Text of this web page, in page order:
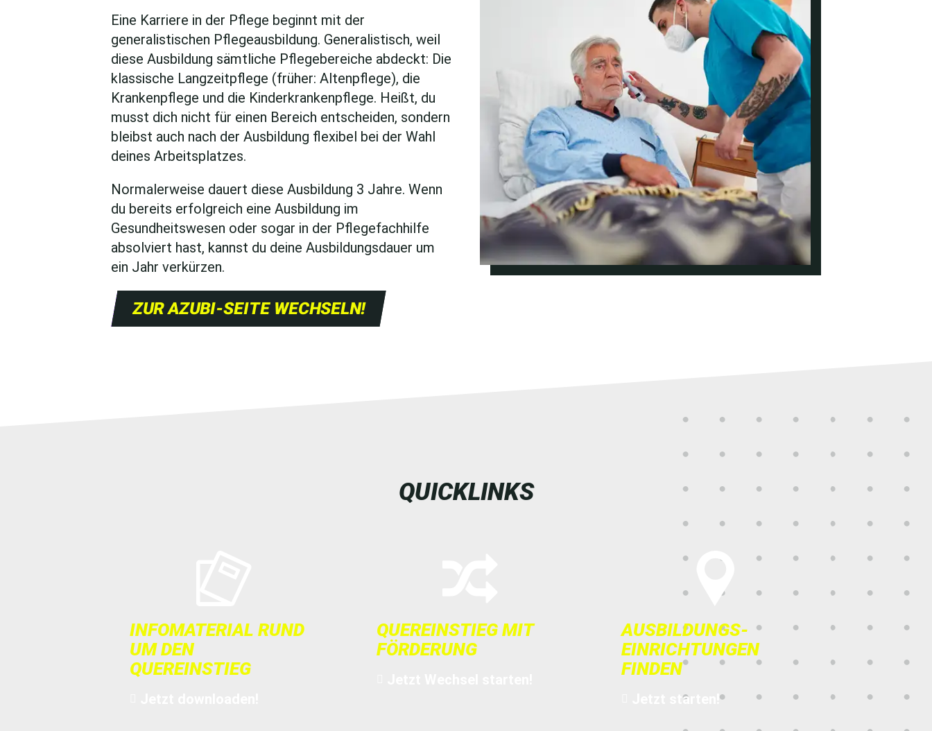
Eine Karriere in der Pflege beginnt mit der
generalistischen Pflegeausbildung. Generalistisch, weil
diese Ausbildung sämtliche Pflegebereiche abdeckt: Die
klassische Langzeitpflege (früher: Altenpflege), die
Krankenpflege und die Kinderkrankenpflege. Heißt, du
musst dich nicht für einen Bereich entscheiden, sondern
bleibst auch nach der Ausbildung flexibel bei der Wahl
deines Arbeitsplatzes.
Normalerweise dauert diese Ausbildung 3 Jahre. Wenn
du bereits erfolgreich eine Ausbildung im
Gesundheitswesen oder sogar in der Pflegefachhilfe
absolviert hast, kannst du deine Ausbildungsdauer um
ein Jahr verkürzen.
ZUR AZUBI-SEITE WECHSELN!
QUICKLINKS
INFOMATERIAL RUND
UM DEN
QUEREINSTIEG
QUEREINSTIEG MIT
FÖRDERUNG
AUSBILDUNGS­
EINRICHTUNGEN
FINDEN
Jetzt starten!